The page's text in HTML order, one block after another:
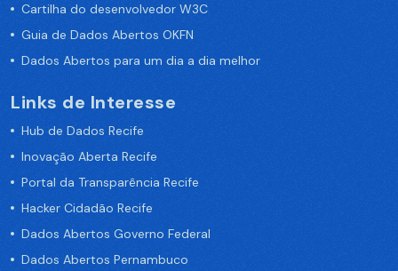
Cartilha do desenvolvedor W3C
Guia de Dados Abertos OKFN
Dados Abertos para um dia a dia melhor
Links de Interesse
Hub de Dados Recife
Inovação Aberta Recife
Portal da Transparência Recife
Hacker Cidadão Recife
Dados Abertos Governo Federal
Dados Abertos Pernambuco